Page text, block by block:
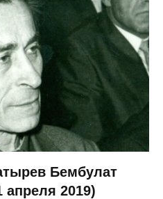
Бембулат
апреля 2019)